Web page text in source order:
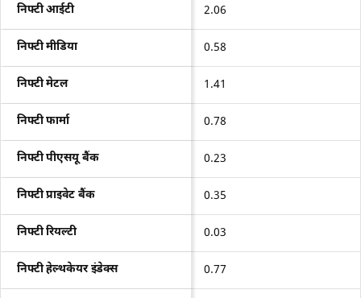
निफ्टी आईटी 2.06
निफ्टी मीडिया 0.58
निफ्टी मेटल 1.41
निफ्टी फार्मा 0.78
निफ्टी पीएसयू बैंक 0.23
निफ्टी प्राइवेट बैंक 0.35
निफ्टी रियल्टी 0.03
निफ्टी हेल्थकेयर इंडेक्स 0.77